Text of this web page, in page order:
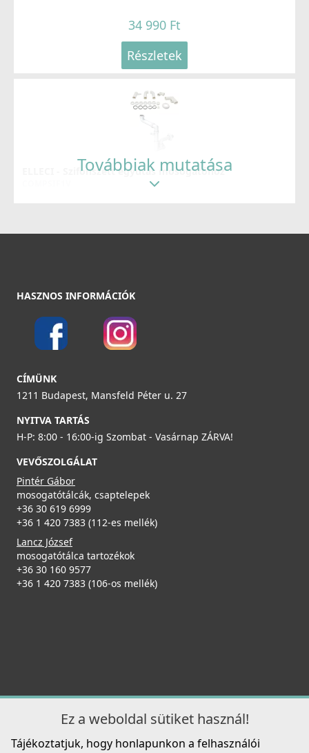
99 890 Ft
Részletek
ELLECI - Csaptelep Eclipse - Fekete
MOKECLBK
219 990 Ft
ELLECI - Csaptelep Bahia - Fekete
MOKBAHBK
219 990 Ft
Részletek
126 990 Ft
Részletek
34 990 Ft
Részletek
ELLECI - Szifonszett egyutas mosogatóhoz
Kifutó termék!
39 990 Ft
Elleci ATH040OL Vágódeszka HPL - Olmo szilfa - Kifutó
Továbbiak mutatása
HASZNOS INFORMÁCIÓK
CÍMÜNK
1211 Budapest, Mansfeld Péter u. 27
NYITVA TARTÁS
H-P: 8:00 - 16:00-ig Szombat - Vasárnap ZÁRVA!
VEVŐSZOLGÁLAT
Pintér Gábor
mosogatótálcák, csaptelepek
+36 30 619 6999
+36 1 420 7383 (112-es mellék)
Lancz József
mosogatótálca tartozékok
+36 30 160 9577
+36 1 420 7383 (106-os mellék)
Ez a weboldal sütiket használ!
Tájékoztatjuk, hogy honlapunkon a felhasználói